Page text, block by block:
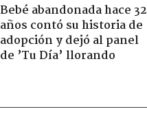
Bebé abandonada hace 32
años contó su historia de
adopción y dejó al panel
de ’Tu Día’ llorando